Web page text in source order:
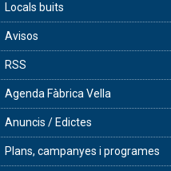
Locals buits
Avisos
RSS
Agenda Fàbrica Vella
Anuncis / Edictes
Plans, campanyes i programes